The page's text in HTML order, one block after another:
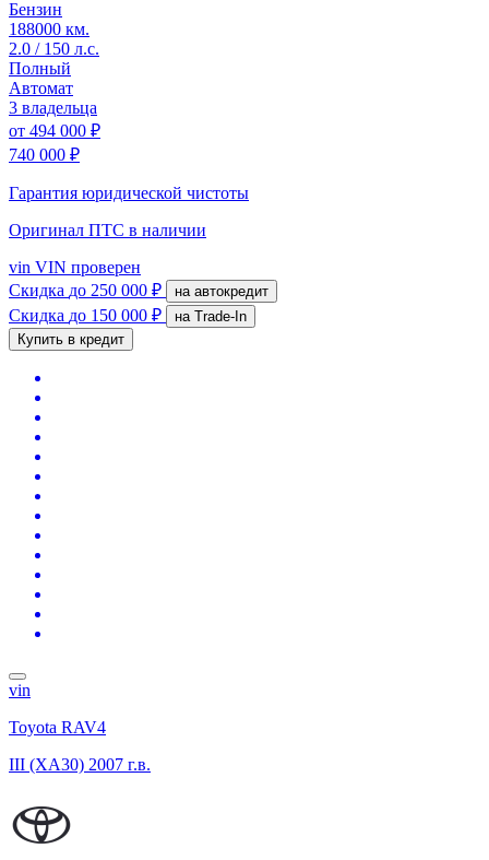
Бензин
188000 км.
2.0 / 150 л.с.
Полный
Автомат
3 владельца
от 494 000 ₽
740 000 ₽
Гарантия юридической чистоты
Оригинал ПТС в наличии
vin VIN проверен
Скидка до 250 000 ₽ на автокредит
Скидка до 150 000 ₽
на Trade-In
Купить в кредит
vin
Toyota RAV4
III (XA30) 2007 г.в.